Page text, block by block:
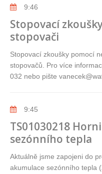
9:46
Stopovací
stopovači
Stopovací zkoušky pomocí
stopovačů. Pro více
032 nebo pište
9:45
TS01030218
sezónního tepla
Aktuálně jsme zapojeni do
akumulace sezónního tepla